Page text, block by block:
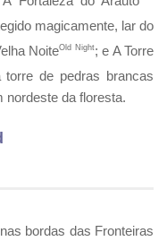
magicamente, lar do
NoiteOld Night; e A Torre
de pedras brancas
nordeste da floresta.
bordas das Fronteiras